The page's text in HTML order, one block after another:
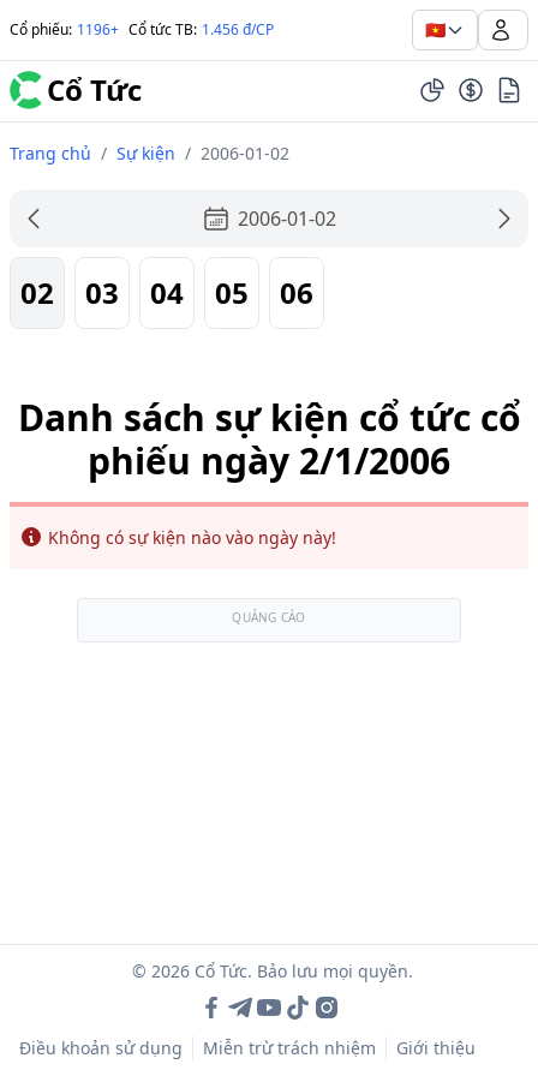
Cổ phiếu: 1196+ Cổ tức TB: 1.456 đ/CP 🇻🇳
Cổ Tức
Trang chủ / Sự kiện / 2006-01-02
2006-01-02
02 03 04 05 06
Danh sách sự kiện cổ tức cổ
phiếu ngày 2/1/2006
Info
Không có sự kiện nào vào ngày này!
QUẢNG CÁO
© 2026 Cổ Tức. Bảo lưu mọi quyền.
Điều khoản sử dụng Miễn trừ trách nhiệm Giới thiệu